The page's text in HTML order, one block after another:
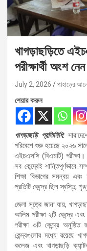
খাগড়াছড়িতে
পরীক্ষার্থী অংশ নেন
July 2, 2026 পাহাড়ের
শেয়ার করুন
খাগড়াছড়ি প্রতিনিধি:
পরিবেশে শুরু হয়েছে ২০২৬
এইচএসসি (বিএমটি) পরীক্ষা।
সব কেন্দ্রেই শান্তিপূর্ণভাবে
শিক্ষা বিভাগের সমন্বয়
প্রতিটি কেন্দ্রে ছিল স্বস্তি,
জেলা সূত্রে জানা যায়,
আলিম পরীক্ষা ২টি কেন্দ্রে
পরীক্ষা ৩টি কেন্দ্রে
কেন্দ্রগুলোর মধ্যে রয়েছে
কলেজ এবং খাগড়াছড়ি